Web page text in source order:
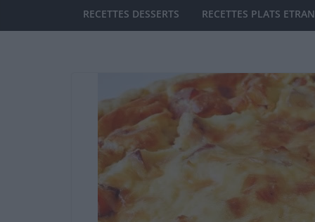
RECETTES DESSERTS RECETTES PLATS